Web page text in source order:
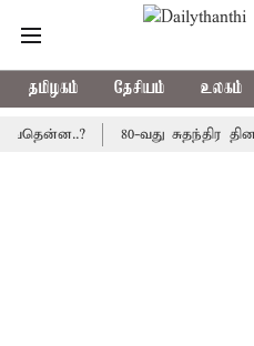
தமிழகம் தேசியம் உலகம்
80-வது சுதந்திர தினம்: